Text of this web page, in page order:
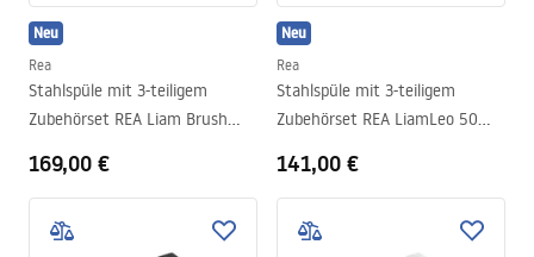
Neu
Rea
Stahlspüle mit 3-teiligem
Zubehörset REA Liam Brush
169,00 €
Neu
Rea
Stahlspüle mit 3-teiligem
Zubehörset REA LiamLeo 50
141,00 €